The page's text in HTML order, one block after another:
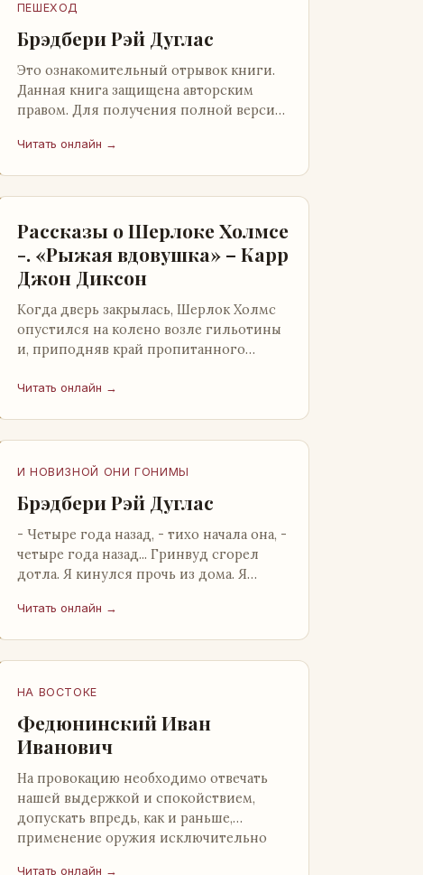
ПЕШЕХОД
Брэдбери Рэй Дуглас
Это ознакомительный отрывок книги.
Данная книга защищена авторским
правом. Для получения полной версии
распространителю легального ко…
Читать онлайн →
Рассказы о Шерлоке Холмсе
-. «Рыжая вдовушка» – Карр
Джон Диксон
Когда дверь закрылась, Шерлок Холмс
опустился на колено возле гильотины
и, приподняв край пропитанного
кошмар, который скрывался под ним…
Читать онлайн →
И НОВИЗНОЙ ОНИ ГОНИМЫ
Брэдбери Рэй Дуглас
- Четыре года назад, - тихо начала она, -
четыре года назад... Гринвуд сгорел
дотла. Я кинулся прочь из дома. Я
вскрикнул я. - Сгорел…
Читать онлайн →
НА ВОСТОКЕ
Федюнинский Иван
Иванович
На провокацию необходимо отвечать
нашей выдержкой и спокойствием,
допускать впредь, как и раньше,
применение оружия исключительно
Читать онлайн →